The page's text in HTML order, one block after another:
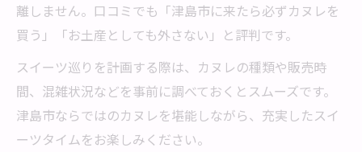
離しません。口コミでも「津島市に来たら必ずカヌレを
買う」「お土産としても外さない」と評判です。
スイーツ巡りを計画する際は、カヌレの種類や販売時
間、混雑状況などを事前に調べておくとスムーズです。
津島市ならではのカヌレを堪能しながら、充実したスイ
ーツタイムをお楽しみください。